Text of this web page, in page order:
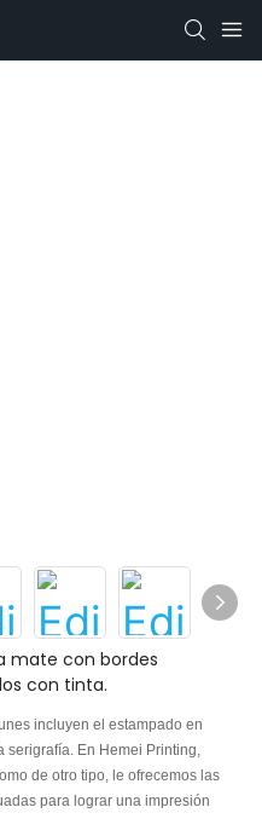
mate con bordes
con tinta.
incluyen el estampado en
serigrafía. En Hemei Printing,
de otro tipo, le ofrecemos las
para lograr una impresión